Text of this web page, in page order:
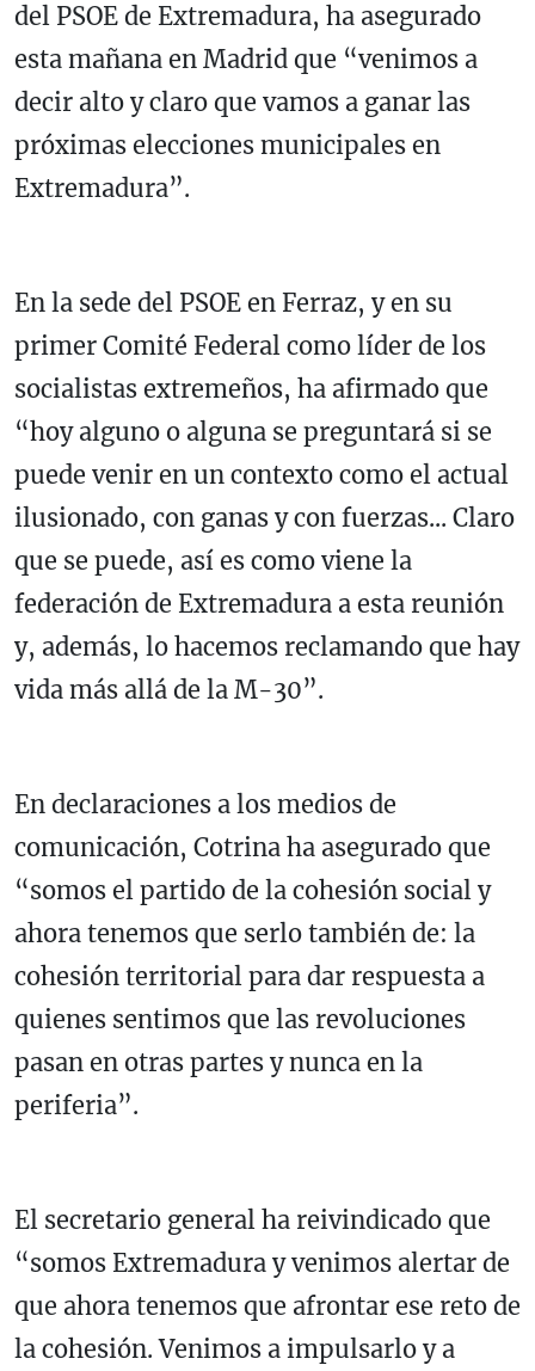
del PSOE de Extremadura, ha asegurado
esta mañana en Madrid que “venimos a
decir alto y claro que vamos a ganar las
próximas elecciones municipales en
Extremadura”.
En la sede del PSOE en Ferraz, y en su
primer Comité Federal como líder de los
socialistas extremeños, ha afirmado que
“hoy alguno o alguna se preguntará si se
puede venir en un contexto como el actual
ilusionado, con ganas y con fuerzas... Claro
que se puede, así es como viene la
federación de Extremadura a esta reunión
y, además, lo hacemos reclamando que hay
vida más allá de la M-30”.
En declaraciones a los medios de
comunicación, Cotrina ha asegurado que
“somos el partido de la cohesión social y
ahora tenemos que serlo también de: la
cohesión territorial para dar respuesta a
quienes sentimos que las revoluciones
pasan en otras partes y nunca en la
periferia”.
El secretario general ha reivindicado que
“somos Extremadura y venimos alertar de
que ahora tenemos que afrontar ese reto de
la cohesión. Venimos a impulsarlo y a